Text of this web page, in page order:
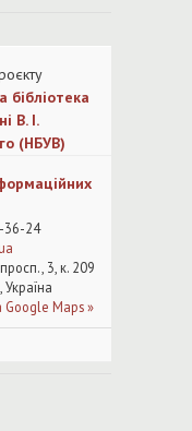
бібліотека
В. І.
(НБУВ)
36-24
просп., 3, к. 209
Україна
Google Maps »